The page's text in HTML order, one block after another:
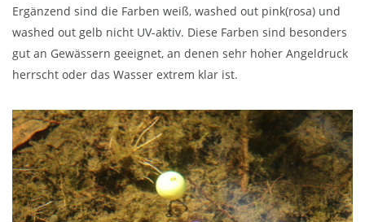
Ergänzend sind die Farben weiß, washed out pink(rosa) und
washed out gelb nicht UV-aktiv. Diese Farben sind besonders
gut an Gewässern geeignet, an denen sehr hoher Angeldruck
herrscht oder das Wasser extrem klar ist.